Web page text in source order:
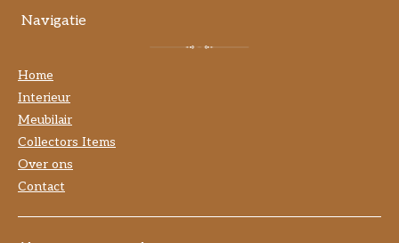
Navigatie
Home
Interieur
Meubilair
Collectors Items
Over ons
Contact